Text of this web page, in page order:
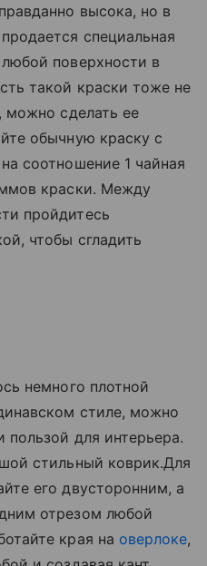
высока, но в
специальная
поверхности в
такой краски тоже не
можно сделать ее
обычную краску с
соотношение 1 чайная
краски. Между
пройдитесь
чтобы сгладить
немного плотной
стиле, можно
пользой для интерьера.
стильный коврик.Для
его двусторонним, а
отрезом любой
края на оверлоке,